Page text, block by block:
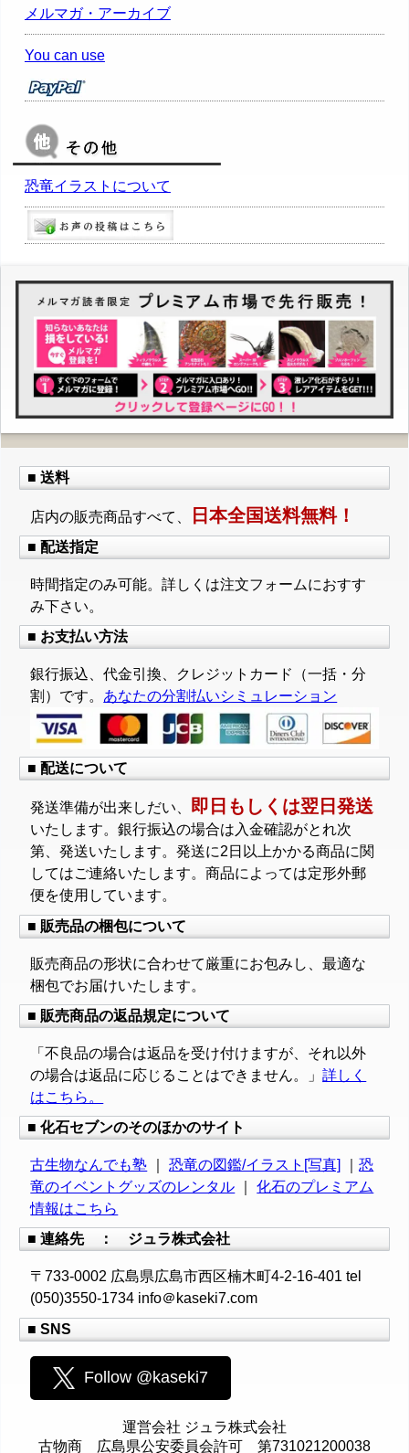
メルマガ・アーカイブ
You can use
恐竜イラストについて
■ 送料
店内の販売商品すべて、 日本全国送料無料！
■ 配送指定
時間指定のみ可能。詳しくは注文フォームにおすす
み下さい。
■ お支払い方法
銀行振込、代金引換、クレジットカード（一括・分
割）です。 あなたの分割払いシミュレーション
■ 配送について
発送準備が出来しだい、 即日もしくは翌日発送
いたします。銀行振込の場合は入金確認がとれ次
第、発送いたします。発送に2日以上かかる商品に関
してはご連絡いたします。商品によっては定形外郵
便を使用しています。
■ 販売品の梱包について
販売商品の形状に合わせて厳重にお包みし、最適な
梱包でお届けいたします。
■ 販売商品の返品規定について
「不良品の場合は返品を受け付けますが、それ以外
の場合は返品に応じることはできません。」詳しく
はこちら。
■ 化石セブンのそのほかのサイト
古生物なんでも塾 ｜恐竜の図鑑/イラスト[写真] ｜恐
竜のイベントグッズのレンタル ｜化石のプレミアム
情報はこちら
■ 連絡先 ： ジュラ株式会社
〒733-0002 広島県広島市西区楠木町4-2-16-401 tel
(050)3550-1734 info＠kaseki7.com
■ SNS
Follow @kaseki7
運営会社 ジュラ株式会社
古物商 広島県公安委員会許可 第731021200038